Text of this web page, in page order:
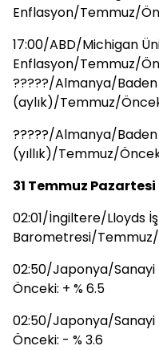
Enflasyon/Temmuz/
17:00/ABD/Michigan
Enflasyon/Temmuz/
?????/Almanya/
(aylık)/Temmuz/
?????/Almanya/
(yıllık)/Temmuz/
31 Temmuz Pazartesi
02:01/İngiltere/Lloyds İş
Barometresi/
02:50/Japonya/
Önceki: + % 6.5
02:50/Japonya/Sanayi
Önceki: - % 3.6